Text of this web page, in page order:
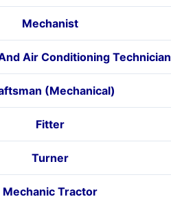
Mechanist
Air Conditioning Technician
(Mechanical)
Fitter
Turner
Mechanic Tractor